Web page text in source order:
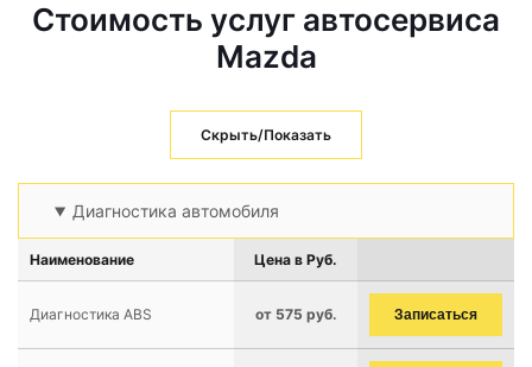
Стоимость услуг автосервиса
Mazda
Скрыть/Показать
Диагностика автомобиля
Наименование Цена в Руб.
Диагностика ABS от 575 руб. Записаться